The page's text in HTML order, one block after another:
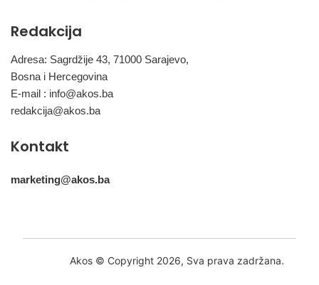
Redakcija
Adresa: Sagrdžije 43, 71000 Sarajevo,
Bosna i Hercegovina
E-mail : info@akos.ba
redakcija@akos.ba
Kontakt
marketing@akos.ba
Akos © Copyright 2026, Sva prava zadržana.